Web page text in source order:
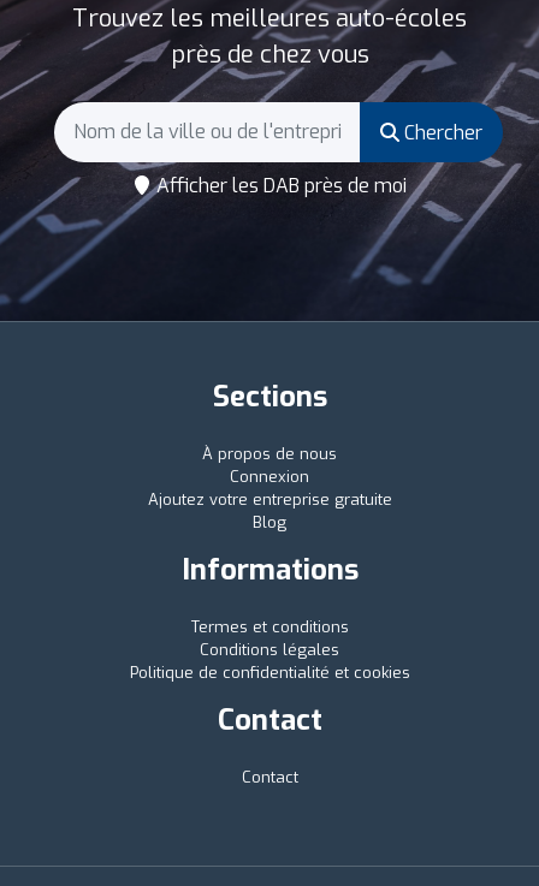
Trouvez les meilleures auto-écoles
près de chez vous
Chercher
Afficher les DAB près de moi
Sections
À propos de nous
Connexion
Ajoutez votre entreprise gratuite
Blog
Informations
Termes et conditions
Conditions légales
Politique de confidentialité et cookies
Contact
Contact